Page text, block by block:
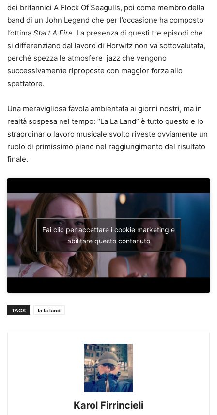
dei britannici A Flock Of Seagulls, poi come membro della
band di un John Legend che per l’occasione ha composto
l’ottima Start A Fire. La presenza di questi tre episodi che
si differenziano dal lavoro di Horwitz non va sottovalutata,
perché spezza le atmosfere jazz che vengono
successivamente riproposte con maggior forza allo
spettatore.
Una meravigliosa favola ambientata ai giorni nostri, ma in
realtà sospesa nel tempo: “La La Land” è tutto questo e lo
straordinario lavoro musicale svolto riveste ovviamente un
ruolo di primissimo piano nel raggiungimento del risultato
finale.
Fai clic per accettare i cookie marketing e
abilitare questo contenuto
TAGS la la land
Karol Firrincieli